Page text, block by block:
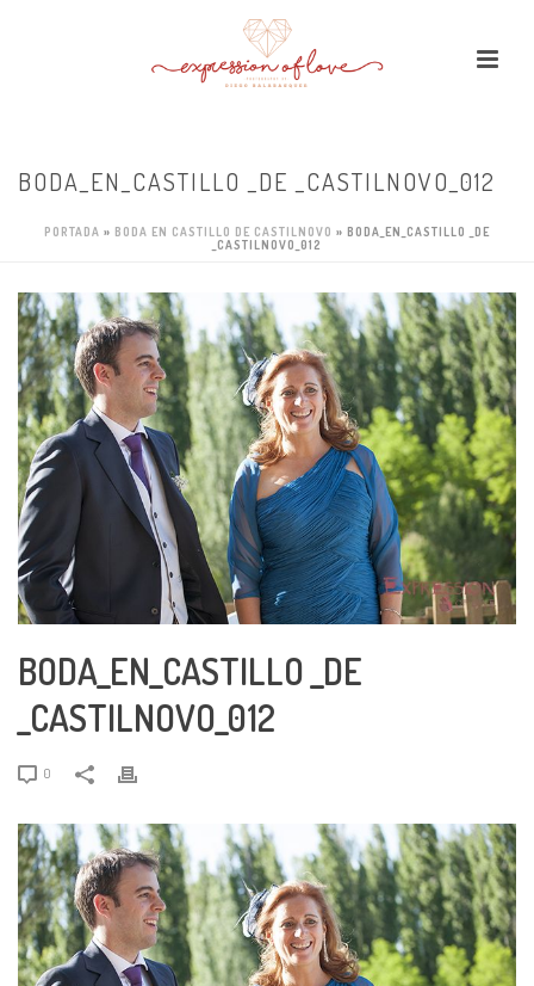
BODA_EN_CASTILLO _DE _CASTILNOVO_012
PORTADA » BODA EN CASTILLO DE CASTILNOVO » BODA_EN_CASTILLO _DE
_CASTILNOVO_012
BODA_EN_CASTILLO _DE
_CASTILNOVO_012
0